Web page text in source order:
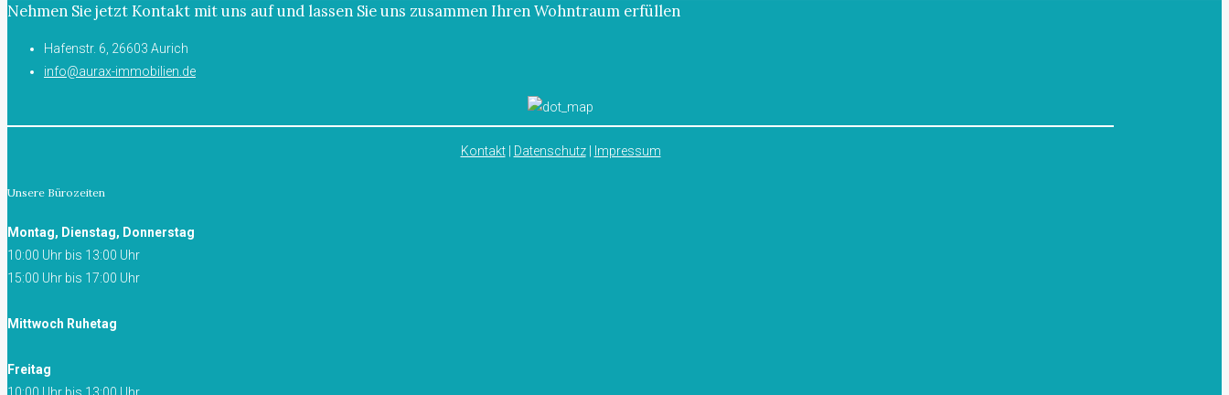
Nehmen Sie jetzt Kontakt mit uns auf und lassen Sie uns zusammen Ihren Wohntraum erfüllen
Hafenstr. 6, 26603 Aurich
info@aurax-immobilien.de
Kontakt| Datenschutz| Impressum
Unsere Bürozeiten
Montag, Dienstag, Donnerstag
10:00 Uhr bis 13:00 Uhr
15:00 Uhr bis 17:00 Uhr
Mittwoch Ruhetag
Freitag